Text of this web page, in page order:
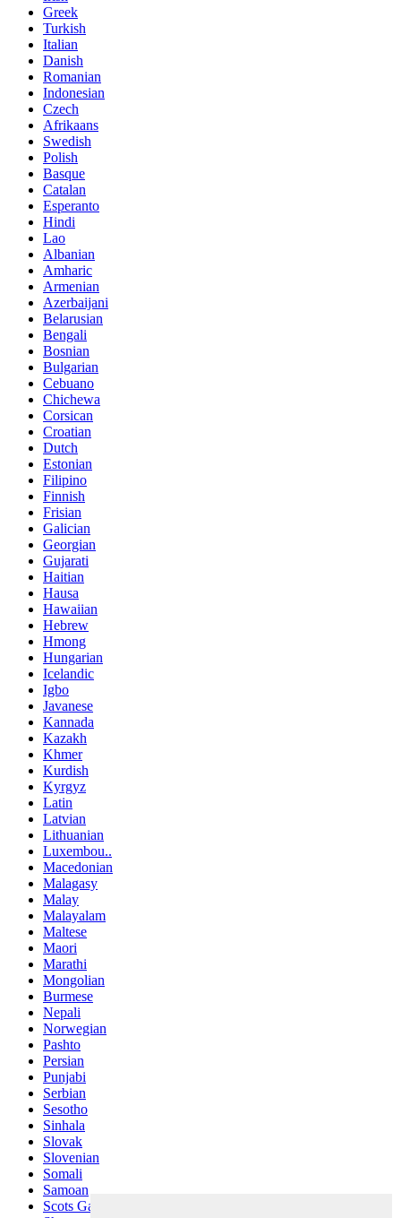
Greek
Turkish
Italian
Danish
Romanian
Indonesian
Czech
Afrikaans
Swedish
Polish
Basque
Catalan
Esperanto
Hindi
Lao
Albanian
Amharic
Armenian
Azerbaijani
Belarusian
Bengali
Bosnian
Bulgarian
Cebuano
Chichewa
Corsican
Croatian
Dutch
Estonian
Filipino
Finnish
Frisian
Galician
Georgian
Gujarati
Haitian
Hausa
Hawaiian
Hebrew
Hmong
Hungarian
Icelandic
Igbo
Javanese
Kannada
Kazakh
Khmer
Kurdish
Kyrgyz
Latin
Latvian
Lithuanian
Luxembou..
Macedonian
Malagasy
Malay
Malayalam
Maltese
Maori
Marathi
Mongolian
Burmese
Nepali
Norwegian
Pashto
Persian
Punjabi
Serbian
Sesotho
Sinhala
Slovak
Slovenian
Somali
Samoan
Scots Gaelic